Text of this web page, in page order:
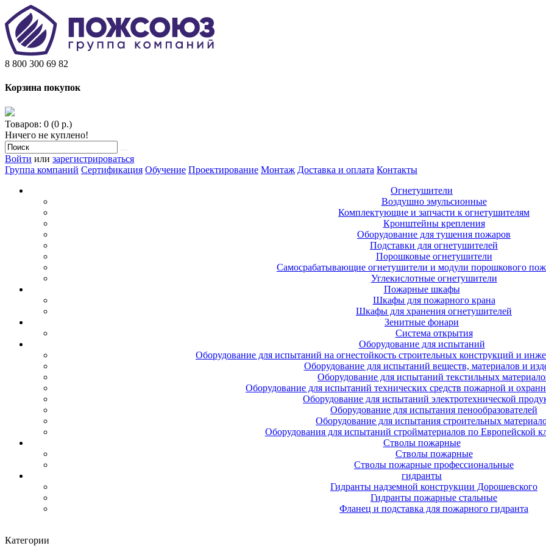
8 800 300 69 82
Корзина покупок
Товаров: 0 (0 р.)
Ничего не куплено!
Войти или зарегистрироваться
Группа компаний Сертификация Обучение Проектирование Монтаж Доставка и оплата Контакты
Огнетушители
Воздушно эмульсионные
Комплектующие и запчасти к огнетушителям
Кронштейны крепления
Оборудование для тушения пожаров
Подставки для огнетушителей
Порошковые огнетушители
Самосрабатывающие огнетушители и модули порошкового
Углекислотные огнетушители
Пожарные шкафы
Шкафы для пожарного крана
Шкафы для хранения огнетушителей
Зенитные фонари
Система открытия
Оборудование для испытаний
Оборудование для испытаний на огнестойкость строительных конструкций и
Оборудование для испытаний веществ, материалов и
Оборудование для испытаний текстильных
Оборудование для испытаний технических средств пожарной и
Оборудование для испытаний электротехнической
Оборудование для испытания пенообразователей
Оборудование для испытания строительных
Оборудования для испытаний стройматериалов по Европейской
Стволы пожарные
Стволы пожарные
Стволы пожарные профессиональные
гидранты
Гидранты надземной конструкции Дорошевского
Гидранты пожарные стальные
Фланец и подставка для пожарного гидранта
Категории